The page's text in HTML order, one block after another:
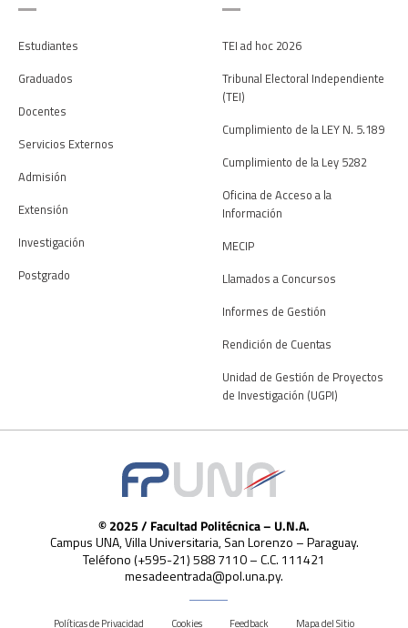
Estudiantes
Graduados
Docentes
Servicios Externos
Admisión
Extensión
Investigación
Postgrado
TEI ad hoc 2026
Tribunal Electoral Independiente
(TEI)
Cumplimiento de la LEY N. 5.189
Cumplimiento de la Ley 5282
Oficina de Acceso a la
Información
MECIP
Llamados a Concursos
Informes de Gestión
Rendición de Cuentas
Unidad de Gestión de Proyectos
de Investigación (UGPI)
© 2025 / Facultad Politécnica – U.N.A.
Campus UNA, Villa Universitaria, San Lorenzo – Paraguay.
Teléfono (+595-21) 588 7110 – C.C. 111421
mesadeentrada@pol.una.py.
Políticas de Privacidad Cookies Feedback Mapa del Sitio